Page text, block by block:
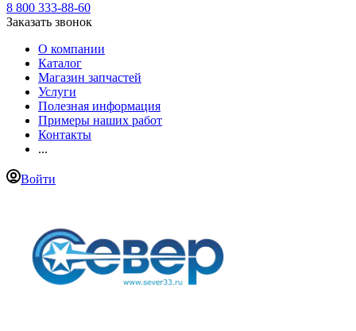
8 800 333-88-60
Заказать звонок
О компании
Каталог
Магазин запчастей
Услуги
Полезная информация
Примеры наших работ
Контакты
...
Войти